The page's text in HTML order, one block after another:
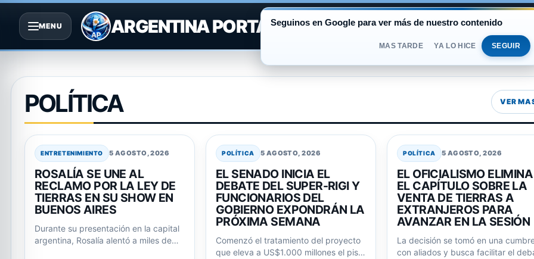
contenido
MENU ARGENTINA PORTAL DOLAR BLUE$1.530OFICIAL$1.520
POLÍTICA VER
ENTRETENIMIENTO 5 AGOSTO, 2026
ROSALÍA SE UNE AL
RECLAMO POR LA LEY DE
TIERRAS EN SU SHOW EN
BUENOS AIRES
Durante su presentación en la capital
argentina, Rosalía alentó a miles de
POLÍTICA 5 AGOSTO, 2026
EL SENADO INICIA EL
DEBATE DEL SUPER-RIGI Y
FUNCIONARIOS DEL
GOBIERNO EXPONDRÁN LA
PRÓXIMA SEMANA
Comenzó el tratamiento del proyecto
que eleva a US$1.000 millones el piso
POLÍTICA 5 AGOSTO, 2026
EL OFICIALISMO ELIMINA
EL CAPÍTULO SOBRE LA
VENTA DE TIERRAS A
EXTRANJEROS PARA
AVANZAR EN LA SESIÓN
La decisión se tomó en una
con aliados y busca facilitar el
Seguinos en Google para ver más de nuestro contenido
MAS TARDE YA LO HICE SEGUIR